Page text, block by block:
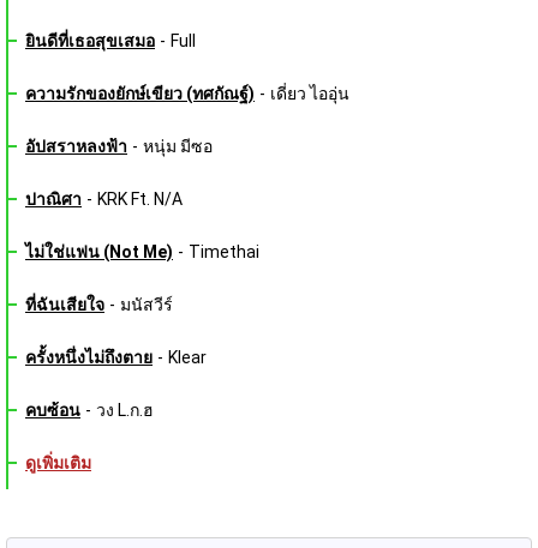
ยินดีที่เธอสุขเสมอ - Full
ความรักของยักษ์เขียว (ทศกัณฐ์) - เดี่ยว ไออุ่น
อัปสราหลงฟ้า - หนุ่ม มีซอ
ปาณิศา - KRK Ft. N/A
ไม่ใช่แฟน (Not Me) - Timethai
ที่ฉันเสียใจ - มนัสวีร์
ครั้งหนึ่งไม่ถึงตาย - Klear
คบซ้อน - วง L.ก.ฮ
ดูเพิ่มเติม